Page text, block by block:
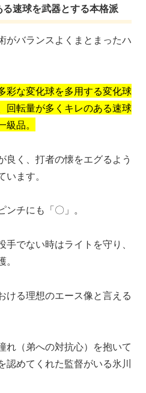
速球を武器とする本格派
がバランスよくまとまったハ
彩な変化球を多用する変化球
回転量が多くキレのある速球
品。
良く、打者の懐をエグるよう
ます。
チにも「〇」。
でない時はライトを守り、
ける理想のエース像と言える
れ（弟への対抗心）を抱いて
認めてくれた監督がいる氷川